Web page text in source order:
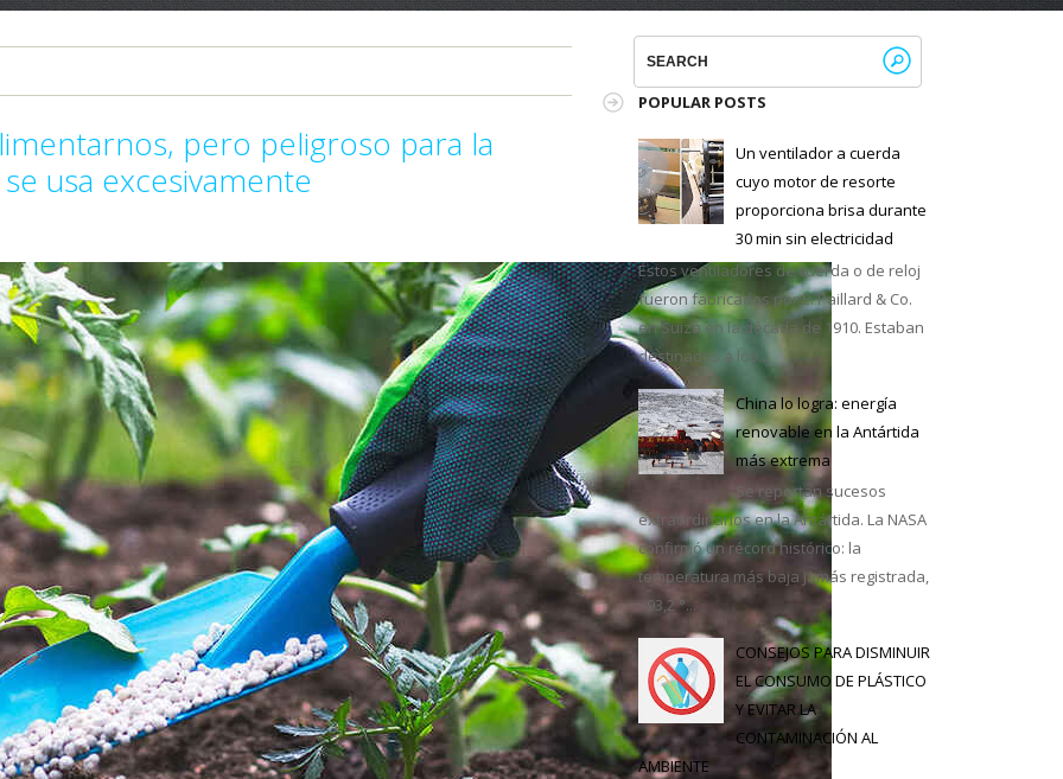
que tan sana es el agua en tu casa
pero peligroso para la
usa excesivamente
POPULAR POSTS
Un ventilador a cuerda
cuyo motor de resorte
proporciona brisa durante
30 min sin electricidad
Estos ventiladores de cuerda o de reloj
fueron fabricados por E. Paillard & Co.
en Suiza en la década de 1910. Estaban
destinados a los...
China lo logra: energía
renovable en la Antártida
más extrema
Se reportan sucesos
extraordinarios en la Antártida. La NASA
confirmó un récord histórico: la
temperatura más baja jamás registrada,
–93,2 °...
CONSEJOS PARA DISMINUIR
EL CONSUMO DE PLÁSTICO
Y EVITAR LA
CONTAMINACIÓN AL
AMBIENTE